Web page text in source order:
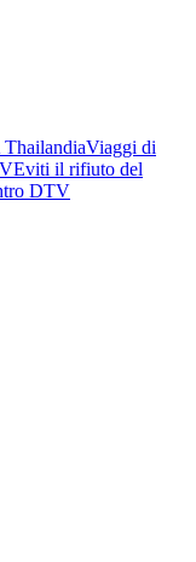
Viaggi di
Eviti il rifiuto del
DTV